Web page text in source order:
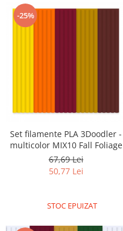
-25%
Set filamente PLA 3Doodler -
multicolor MIX10 Fall Foliage
67,69 Lei
50,77 Lei
STOC EPUIZAT